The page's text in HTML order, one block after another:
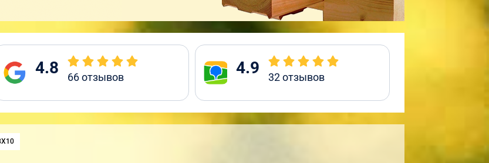
4.8 66отзывов 4.9 32отзывов